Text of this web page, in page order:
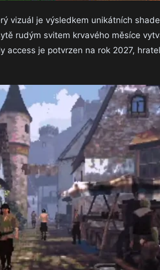
vizuál je výsledkem unikátních
rudým svitem krvavého měsíce
access je potvrzen na rok 2027,